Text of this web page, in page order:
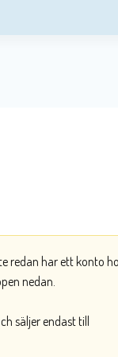
redan har ett konto
nedan.
säljer endast till